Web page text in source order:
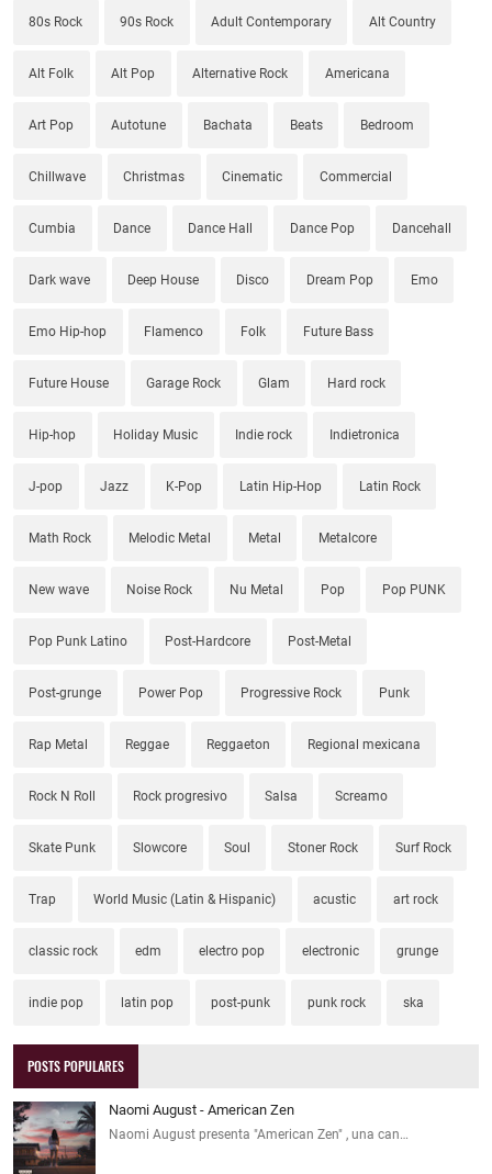
80s Rock 90s Rock Adult Contemporary Alt Country
Alt Folk Alt Pop Alternative Rock Americana
Art Pop Autotune Bachata Beats Bedroom
Chillwave Christmas Cinematic Commercial
Cumbia Dance Dance Hall Dance Pop Dancehall
Dark wave Deep House Disco Dream Pop Emo
Emo Hip-hop Flamenco Folk Future Bass
Future House Garage Rock Glam Hard rock
Hip-hop Holiday Music Indie rock Indietronica
J-pop Jazz K-Pop Latin Hip-Hop Latin Rock
Math Rock Melodic Metal Metal Metalcore
New wave Noise Rock Nu Metal Pop Pop PUNK
Pop Punk Latino Post-Hardcore Post-Metal
Post-grunge Power Pop Progressive Rock Punk
Rap Metal Reggae Reggaeton Regional mexicana
Rock N Roll Rock progresivo Salsa Screamo
Skate Punk Slowcore Soul Stoner Rock Surf Rock
Trap World Music (Latin & Hispanic) acustic art rock
classic rock edm electro pop electronic grunge
indie pop latin pop post-punk punk rock ska
POSTS POPULARES
Naomi August - American Zen
Naomi August presenta "American Zen" , una can…